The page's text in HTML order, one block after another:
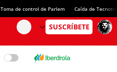
Toma de control de Parlem Caída de